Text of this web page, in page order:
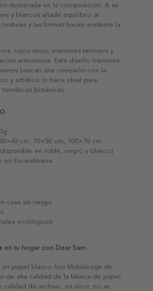
destacada en la composición. A su
y blancos añade equilibrio al
y las formas hacen evidente la
rojos vivos, marrones terrosos y
armoniosa. Este diseño transmite
buscan una conexión con la
y artístico lo hace ideal para
botánicas.
cm, 70×50 cm, 100×70 cm
en roble, negro y blanco)
Escandinavia
casa sin riesgo
ecológicos
en tu hogar con Dear Sam.
papel blanco liso Multidesign de
de alta calidad de la fábrica de papel
calidad de archivo, es decir, no se